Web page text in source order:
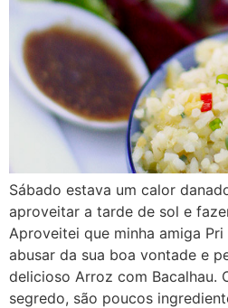
Sábado estava um calor
aproveitar a tarde de sol e
Aproveitei que minha amiga
abusar da sua boa vontade e
delicioso Arroz com Bacalhau.
segredo, são poucos